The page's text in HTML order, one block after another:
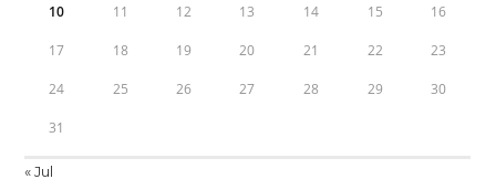
10 11 12 13 14 15 16
17 18 19 20 21 22 23
24 25 26 27 28 29 30
31
« Jul